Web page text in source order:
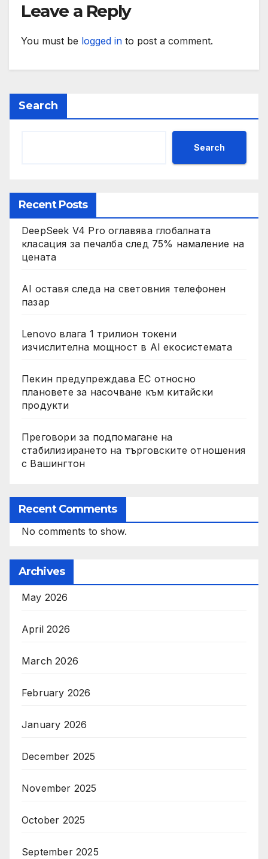
Leave a Reply
You must be logged in to post a comment.
Search
Search
Recent Posts
DeepSeek V4 Pro оглавява глобалната
класация за печалба след 75% намаление на
цената
AI оставя следа на световния телефонен
пазар
Lenovo влага 1 трилион токени
изчислителна мощност в AI екосистемата
Пекин предупреждава ЕС относно
плановете за насочване към китайски
продукти
Преговори за подпомагане на
стабилизирането на търговските отношения
с Вашингтон
Recent Comments
No comments to show.
Archives
May 2026
April 2026
March 2026
February 2026
January 2026
December 2025
November 2025
October 2025
September 2025